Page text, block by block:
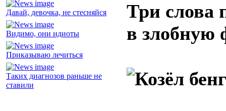
Давай, девочка, не стесняйся
Видимо, они идиоты
Приказываю лечиться
Таких диагнозов раньше не
ставили
Три
в злобную